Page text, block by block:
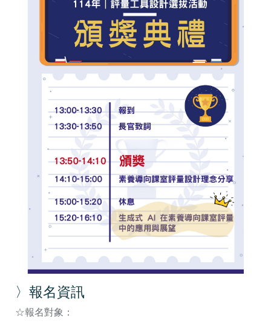
〉報名資訊
☆報名對象：